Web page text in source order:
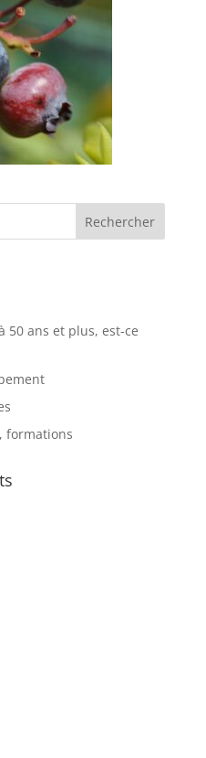
50 ans et plus, est-ce
formations